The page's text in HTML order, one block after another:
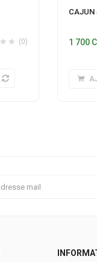
(0)
CAJUN
1 700